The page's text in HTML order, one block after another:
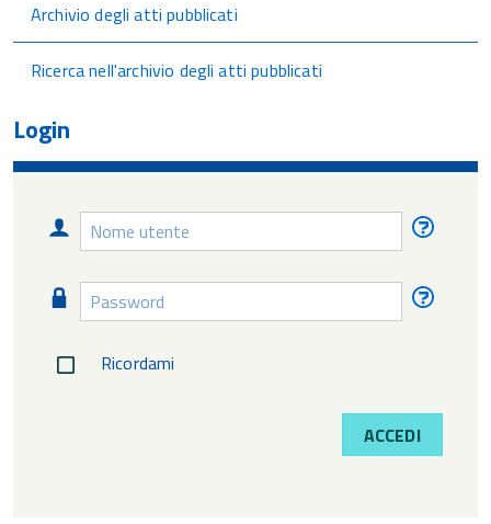
Archivio degli atti pubblicati
Ricerca nell'archivio degli atti pubblicati
Login
Nome
utente
Password
Ricordami
ACCEDI